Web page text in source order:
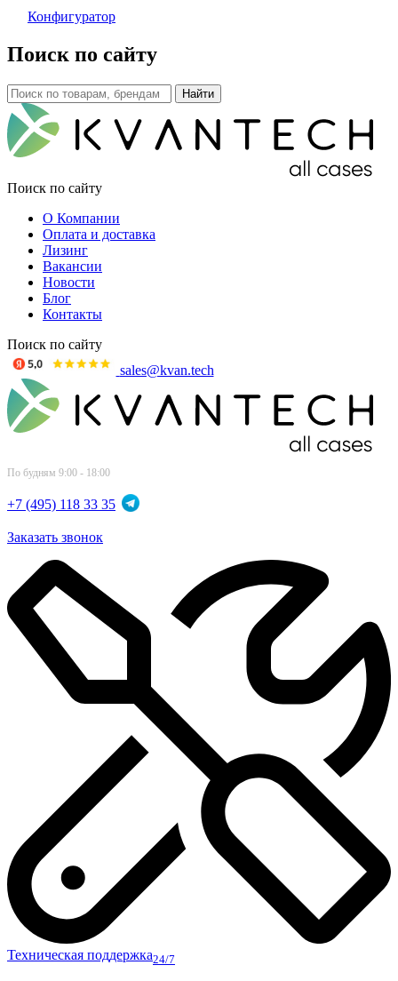
Конфигуратор
Поиск по сайту
Поиск по сайту
О Компании
Оплата и доставка
Лизинг
Вакансии
Новости
Блог
Контакты
Поиск по сайту
sales@kvan.tech
По будням 9:00 - 18:00
+7 (495) 118 33 35
Заказать звонок
Техническая поддержка24/7